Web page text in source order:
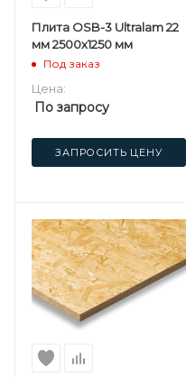
Плита OSB-3 Ultralam 22
мм 2500х1250 мм
Под заказ
Цена:
По запросу
ЗАПРОСИТЬ ЦЕНУ